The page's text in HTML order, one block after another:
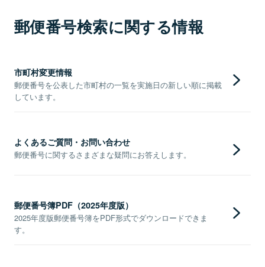
郵便番号検索に関する情報
市町村変更情報
郵便番号を公表した市町村の一覧を実施日の新しい順に掲載
しています。
よくあるご質問・お問い合わせ
郵便番号に関するさまざまな疑問にお答えします。
郵便番号簿PDF（2025年度版）
2025年度版郵便番号簿をPDF形式でダウンロードできま
す。